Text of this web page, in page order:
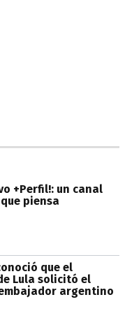
+Perfil!: un canal
piensa
que el
Lula solicitó el
argentino